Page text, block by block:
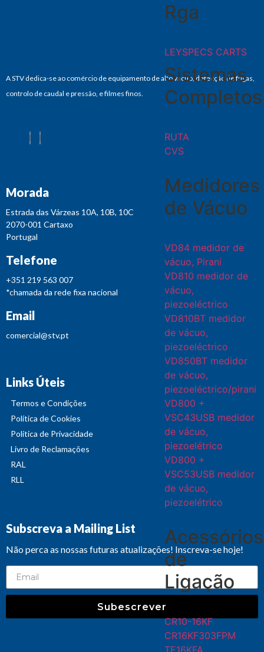
Rga
LEYSPECS CARTS
Sistemas
Completos
RUTA
CVS
Medidores
de Vácuo
VD84 medidor de
vácuo, Pirani
VD810 medidor de
vácuo,
piezoeléctrico
VD810BT medidor
de vácuo,
piezoeléctrico
VD850BT medidor
de vácuo,
piezoeléctrico/pirani
VD800 +
VSC43USB medidor
de vácuo,
piezoelétrico
VD800 +
VSC53USB medidor
de vácuo,
piezoelétrico
Acessórios
de
Ligação
CR10-16KF
CR16KF303FPM
TE16KFA
A STV dedica-se ao comércio de equipamento de alto vácuo, detecção de fugas,
controlo de caudal e pressão, e filmes finos.
Morada
Estrada das Várzeas 10A, 10B, 10C
2070-001 Cartaxo
Portugal
Telefone
+351 219 563 007
*chamada da rede fixa nacional
Email
comercial@stv.pt
Links Úteis
Termos e Condições
Política de Cookies
Política de Privacidade
Livro de Reclamações
RAL
RLL
Subscreva a Mailing List
Não perca as nossas futuras atualizações! Inscreva-se hoje!
Subescrever